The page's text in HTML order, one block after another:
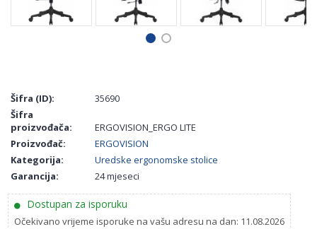
Šifra (ID):
35690
Šifra
proizvođača:
ERGOVISION_ERGO LITE
Proizvođač:
ERGOVISION
Kategorija:
Uredske ergonomske stolice
Garancija:
24 mjeseci
Dostupan za isporuku
Očekivano vrijeme isporuke na vašu adresu na dan: 11.08.2026